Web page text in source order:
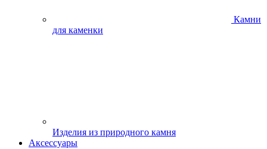
Камни
для каменки
Изделия из природного камня
Аксессуары